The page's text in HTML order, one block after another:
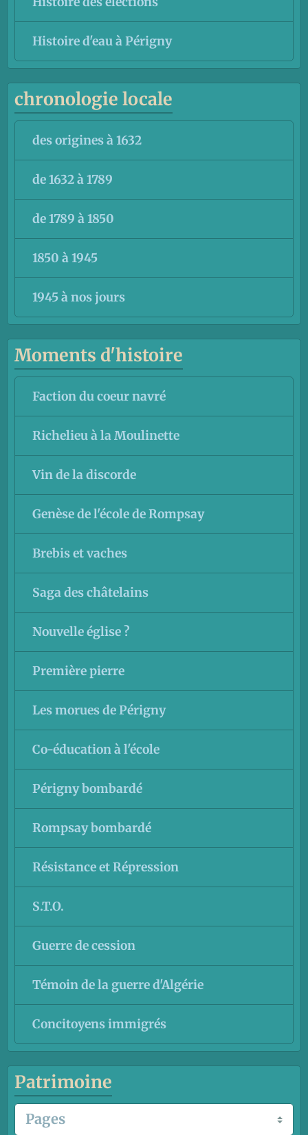
Histoire d'eau à Périgny
chronologie locale
des origines à 1632
de 1632 à 1789
de 1789 à 1850
1850 à 1945
1945 à nos jours
Moments d'histoire
Faction du coeur navré
Richelieu à la Moulinette
Vin de la discorde
Genèse de l'école de Rompsay
Brebis et vaches
Saga des châtelains
Nouvelle église ?
Première pierre
Les morues de Périgny
Co-éducation à l'école
Périgny bombardé
Rompsay bombardé
Résistance et Répression
S.T.O.
Guerre de cession
Témoin de la guerre d'Algérie
Concitoyens immigrés
Patrimoine